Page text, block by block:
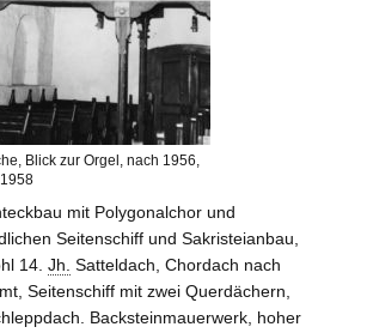
Blick zur Orgel, nach 1956,
mit Polygonalchor und
Seitenschiff und Sakristeianbau,
14. Jh. Satteldach, Chordach nach
Seitenschiff mit zwei Querdächern,
Backsteinmauerwerk, hoher